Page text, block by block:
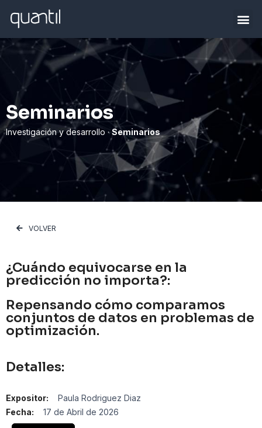
Seminarios
Investigación y desarrollo ·Seminarios
VOLVER
¿Cuándo equivocarse en la
predicción no importa?:
Repensando cómo comparamos
conjuntos de datos en problemas de
optimización.
Detalles:
Expositor:
Paula Rodriguez Diaz
Fecha:
17 de Abril de 2026